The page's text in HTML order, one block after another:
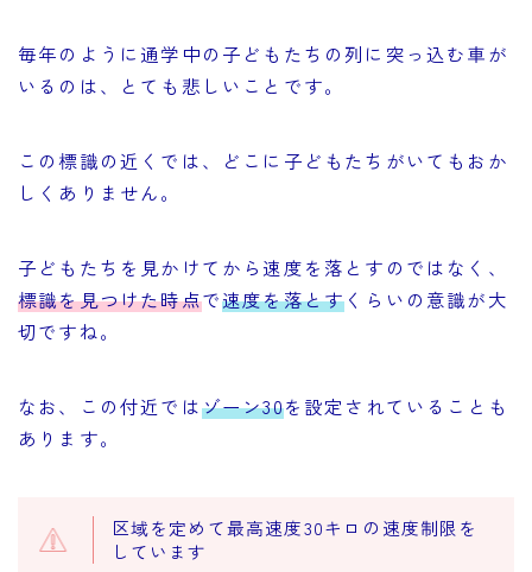
毎年のように通学中の子どもたちの列に突っ込む車が
いるのは、とても悲しいことです。
この標識の近くでは、どこに子どもたちがいてもおか
しくありません。
子どもたちを見かけてから速度を落とすのではなく、
標識を見つけた時点で速度を落とすくらいの意識が大
切ですね。
なお、この付近ではゾーン30を設定されていることも
あります。
区域を定めて最高速度30キロの速度制限を
しています